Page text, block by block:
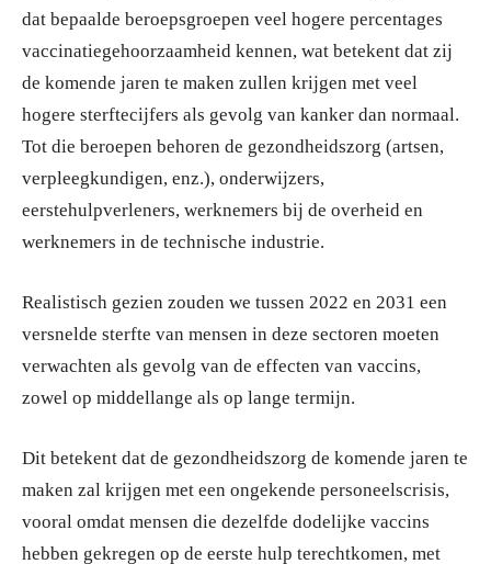
dat bepaalde beroepsgroepen veel hogere percentages
vaccinatiegehoorzaamheid kennen, wat betekent dat zij
de komende jaren te maken zullen krijgen met veel
hogere sterftecijfers als gevolg van kanker dan normaal.
Tot die beroepen behoren de gezondheidszorg (artsen,
verpleegkundigen, enz.), onderwijzers,
eerstehulpverleners, werknemers bij de overheid en
werknemers in de technische industrie.
Realistisch gezien zouden we tussen 2022 en 2031 een
versnelde sterfte van mensen in deze sectoren moeten
verwachten als gevolg van de effecten van vaccins,
zowel op middellange als op lange termijn.
Dit betekent dat de gezondheidszorg de komende jaren te
maken zal krijgen met een ongekende personeelscrisis,
vooral omdat mensen die dezelfde dodelijke vaccins
hebben gekregen op de eerste hulp terechtkomen, met